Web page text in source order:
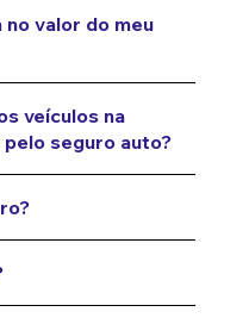
valor do meu
veículos na
seguro auto?